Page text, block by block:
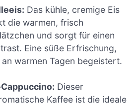
Das kühle, cremige Eis
die warmen, frisch
und sorgt für einen
Eine süße Erfrischung,
warmen Tagen begeistert.
Dieser
Kaffee ist die ideale